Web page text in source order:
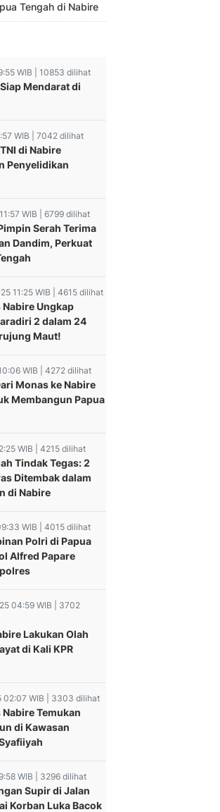
Tengah di Nabire
WIB | 10853 dilihat
Mendarat di
WIB | 7042 dilihat
di Nabire
Penyelidikan
WIB | 6799 dilihat
Serah Terima
Dandim, Perkuat
11:25 WIB | 4615 dilihat
Ungkap
2 dalam 24
Maut!
WIB | 4272 dilihat
Monas ke Nabire
Membangun Papua
WIB | 4215 dilihat
Tindak Tegas: 2
Ditembak dalam
di Nabire
WIB | 4015 dilihat
Polri di Papua
Alfred Papare
04:59 WIB | 3702
Lakukan Olah
di Kali KPR
02:07 WIB | 3303 dilihat
Temukan
di Kawasan
WIB | 3296 dilihat
Supir di Jalan
Korban Luka Bacok